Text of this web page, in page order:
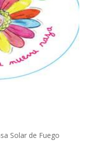
Solar de Fuego